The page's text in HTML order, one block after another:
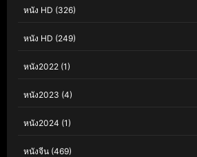
หนัง HD (326)
หนัง HD (249)
หนัง2022 (1)
หนัง2023 (4)
หนัง2024 (1)
หนังจีน (469)